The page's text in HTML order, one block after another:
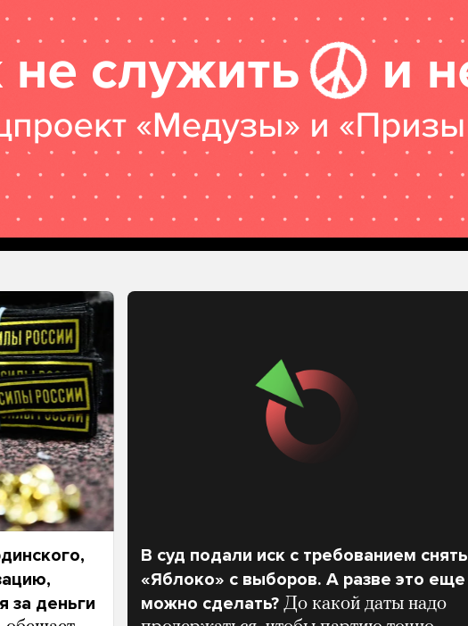
за деньги
В суд подали иск с требованием снять
«Яблоко» с выборов. А разве это еще
можно сделать? До какой даты надо